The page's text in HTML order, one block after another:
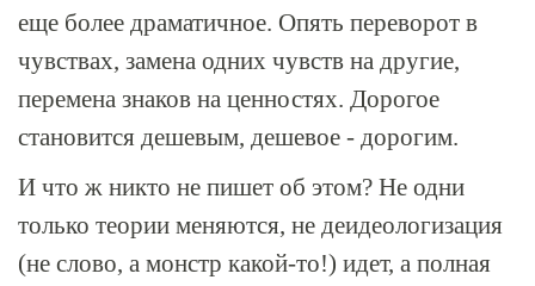
еще более драматичное. Опять переворот в
чувствах, замена одних чувств на другие,
перемена знаков на ценностях. Дорогое
становится дешевым, дешевое - дорогим.
И что ж никто не пишет об этом? Не одни
только теории меняются, не деидеологизация
(не слово, а монстр какой-то!) идет, а полная